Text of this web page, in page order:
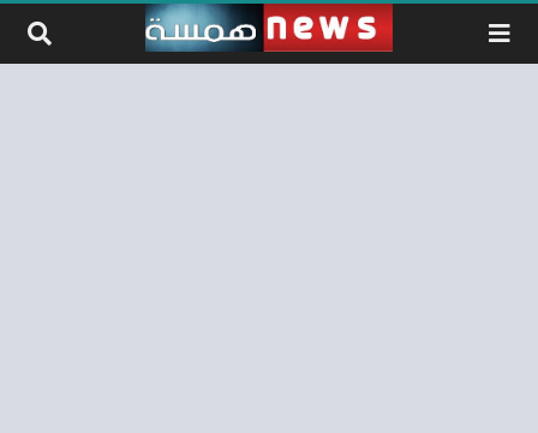
التخطي إلى المحتوى